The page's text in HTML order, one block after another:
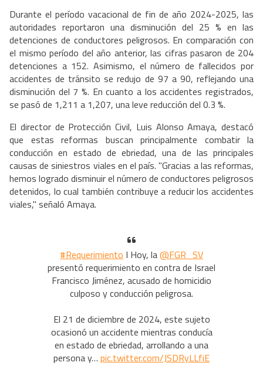
Durante el período vacacional de fin de año 2024-2025, las
autoridades reportaron una disminución del 25 % en las
detenciones de conductores peligrosos. En comparación con
el mismo período del año anterior, las cifras pasaron de 204
detenciones a 152. Asimismo, el número de fallecidos por
accidentes de tránsito se redujo de 97 a 90, reflejando una
disminución del 7 %. En cuanto a los accidentes registrados,
se pasó de 1,211 a 1,207, una leve reducción del 0.3 %.
El director de Protección Civil, Luis Alonso Amaya, destacó
que estas reformas buscan principalmente combatir la
conducción en estado de ebriedad, una de las principales
causas de siniestros viales en el país. "Gracias a las reformas,
hemos logrado disminuir el número de conductores peligrosos
detenidos, lo cual también contribuye a reducir los accidentes
viales," señaló Amaya.
#Requerimiento I Hoy, la@FGR_SV
presentó requerimiento en contra de Israel
Francisco Jiménez, acusado de homicidio
culposo y conducción peligrosa.
El 21 de diciembre de 2024, este sujeto
ocasionó un accidente mientras conducía
en estado de ebriedad, arrollando a una
persona y… pic.twitter.com/JSDRyLLfiE